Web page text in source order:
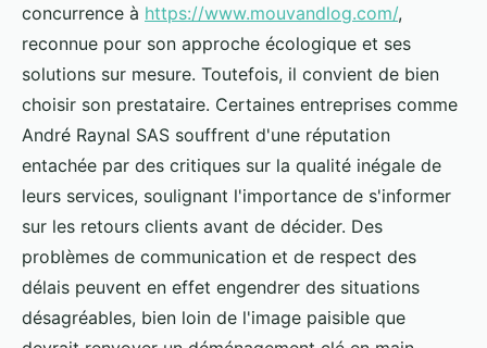
concurrence à https://www.mouvandlog.com/,
reconnue pour son approche écologique et ses
solutions sur mesure. Toutefois, il convient de bien
choisir son prestataire. Certaines entreprises comme
André Raynal SAS souffrent d'une réputation
entachée par des critiques sur la qualité inégale de
leurs services, soulignant l'importance de s'informer
sur les retours clients avant de décider. Des
problèmes de communication et de respect des
délais peuvent en effet engendrer des situations
désagréables, bien loin de l'image paisible que